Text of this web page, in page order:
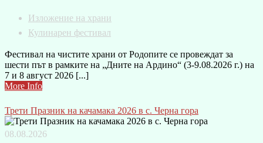
Изложение на храни
Кулинарен фестивал
Фестивал на чистите храни от Родопите се провеждат за
шести път в рамките на „Дните на Ардино“ (3-9.08.2026 г.) на
7 и 8 август 2026 [...]
More Info
Трети Празник на качамака 2026 в с. Черна гора
08.08.2026